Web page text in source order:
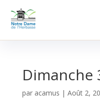
Dimanche
par acamus | Août 2,